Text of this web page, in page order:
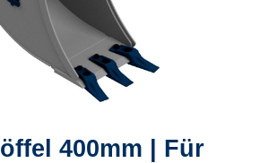
400mm | Für